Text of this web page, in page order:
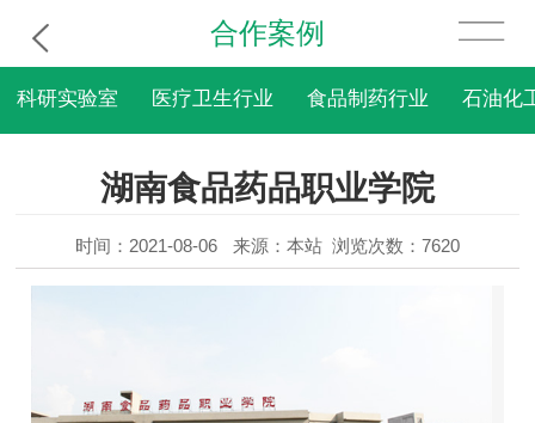
合作案例
科研实验室 医疗卫生行业 食品制药行业 石油化
湖南食品药品职业学院
时间：2021-08-06 来源：本站 浏览次数：7620